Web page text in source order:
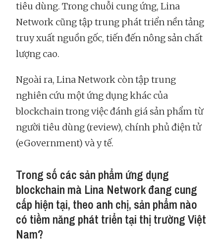
tiêu dùng. Trong chuỗi cung ứng, Lina
Network cũng tập trung phát triển nền tảng
truy xuất nguồn gốc, tiến đến nông sản chất
lượng cao.
Ngoài ra, Lina Network còn tập trung
nghiên cứu một ứng dụng khác của
blockchain trong việc đánh giá sản phẩm từ
người tiêu dùng (review), chính phủ điện tử
(eGovernment) và y tế.
Trong số các sản phẩm ứng dụng
blockchain mà Lina Network đang cung
cấp hiện tại, theo anh chị, sản phẩm nào
có tiềm năng phát triển tại thị trường Việt
Nam?